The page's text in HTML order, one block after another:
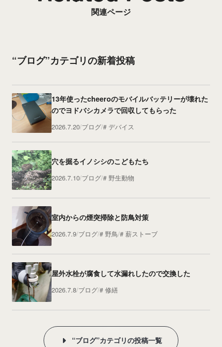
関連ページ
“ブログ”カテゴリの新着投稿
13年使ったcheeroのモバイルバッテリーが壊れた
のでヨドバシカメラで回収してもらった
2026.7.20 ブログ デバイス
穴を掘るイノシシのこどもたち
2026.7.10 ブログ 野生動物
室内からの煙突掃除と防鳥対策
2026.7.9 ブログ 野鳥 薪ストーブ
屋外水栓が腐食して水漏れしたので交換した
2026.7.8 ブログ 修繕
“ブログ”カテゴリの投稿一覧